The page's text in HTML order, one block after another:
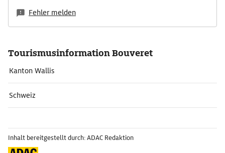
Fehler melden
Tourismusinformation Bouveret
Kanton Wallis
Schweiz
Inhalt bereitgestellt durch: ADAC Redaktion